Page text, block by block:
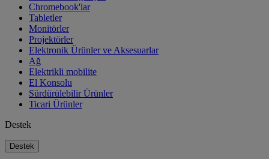
Chromebook'lar
Tabletler
Monitörler
Projektörler
Elektronik Ürünler ve Aksesuarlar
Ağ
Elektrikli mobilite
El Konsolu
Sürdürülebilir Ürünler
Ticari Ürünler
Destek
Destek